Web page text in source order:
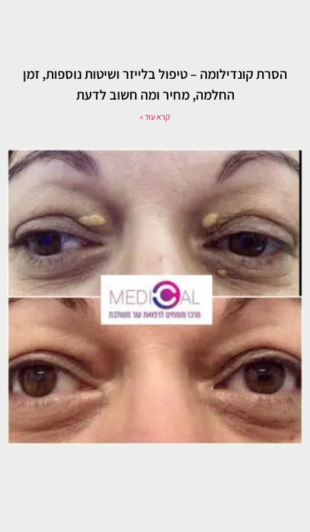
הסרת קונדילומה – טיפול בלייזר ושיטות נוספות, זמן
החלמה, מחיר ומה חשוב לדעת
קרא עוד »